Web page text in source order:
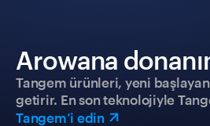
Arowana
Tangem ürünleri, yeni
getirir. En son teknolojiyle
Tangem’i edin